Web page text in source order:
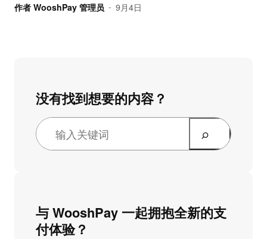
作者 WooshPay 管理员 • 9月4日
没有找到想要的内容？
与 WooshPay 一起拥抱全新的支
付体验？